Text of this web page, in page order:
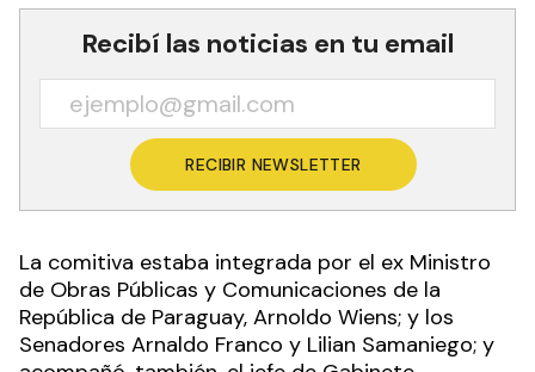
Recibí las noticias en tu email
RECIBIR NEWSLETTER
La comitiva estaba integrada por el ex Ministro
de Obras Públicas y Comunicaciones de la
República de Paraguay, Arnoldo Wiens; y los
Senadores Arnaldo Franco y Lilian Samaniego; y